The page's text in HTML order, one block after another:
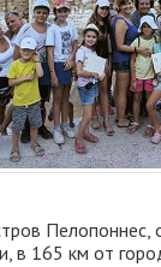
край
область
область
Пелопоннес,
в 165 км от